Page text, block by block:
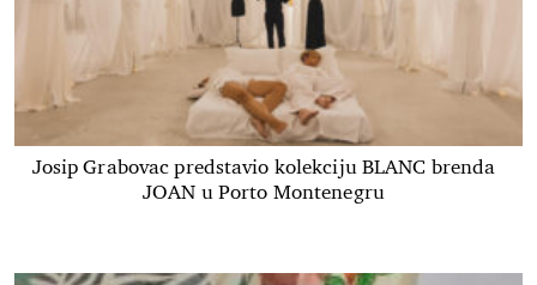
Josip Grabovac predstavio kolekciju BLANC brenda
JOAN u Porto Montenegru